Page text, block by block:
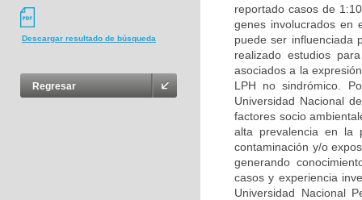
Descargar resultado de búsqueda
Regresar
reportado casos de
genes involucrados en
puede ser influenciada
realizado estudios
asociados a la
LPH no sindrómico.
Universidad Nacional
factores socio
alta prevalencia en la
contaminación y/o
generando
casos y experiencia
Universidad Nacional